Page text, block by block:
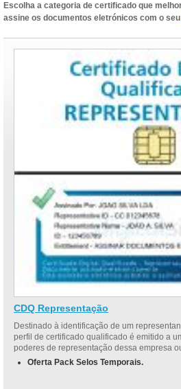
Escolha a categoria de certificado que
assine os documentos eletrónicos com o seu
CDQ Representação
Destinado à identificação de um
perfil de certificado qualificado é emitido a
poderes de representação dessa empresa
Oferta Pack Selos Temporais.